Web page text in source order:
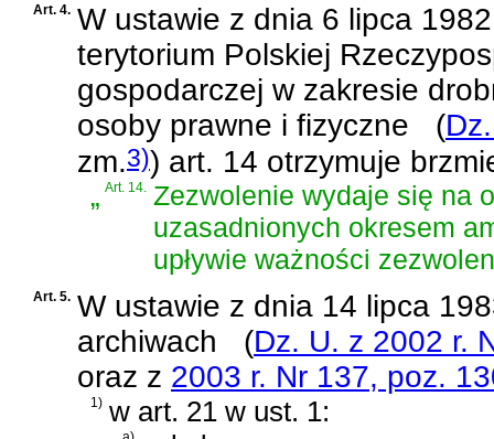
Art. 4. W ustawie z dnia 6 lipca
terytorium Polskiej
gospodarczej w zakresie
osoby prawne i fizyczne
(
zm.3)) art. 14 otrzymuje
„Art. 14.
Zezwolenie wydaje się na
uzasadnionych okresem
upływie ważności
Art. 5. W ustawie z dnia 14 lipca
archiwach
(Dz. U. z 2002 r.
oraz z 2003 r. Nr 137, poz.
1) w art. 21 w ust. 1: